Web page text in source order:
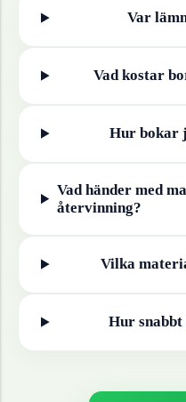
Var
Vad kostar
Hur bokar
Vad händer med
återvinning?
Vilka
Hur